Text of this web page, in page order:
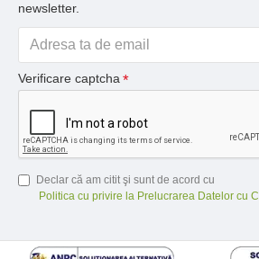
newsletter.
Verificare captcha
Declar că am citit şi sunt de acord cu
Politica cu privire la Prelucrarea Datelor cu